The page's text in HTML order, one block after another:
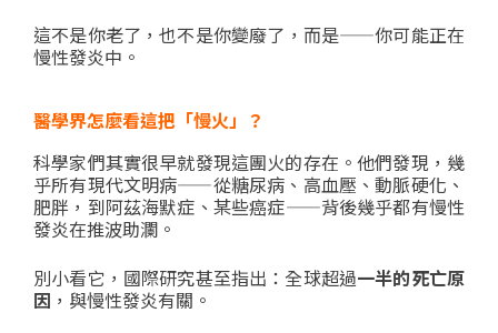
這不是你老了，也不是你變廢了，而是——你可能正在
慢性發炎中。
醫學界怎麼看這把「慢火」？
科學家們其實很早就發現這團火的存在。他們發現，幾
乎所有現代文明病——從糖尿病、高血壓、動脈硬化、
肥胖，到阿茲海默症、某些癌症——背後幾乎都有慢性
發炎在推波助瀾。
別小看它，國際研究甚至指出：全球超過一半的死亡原
因 ，與慢性發炎有關。